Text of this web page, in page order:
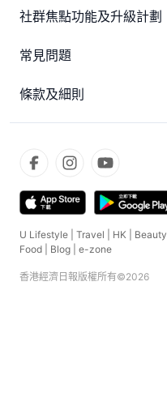
社群焦點功能及升級計劃
常見問題
條款及細則
U Lifestyle Travel HK Beauty
Food
Blog e-zone
香港經濟日報版權所有©2026